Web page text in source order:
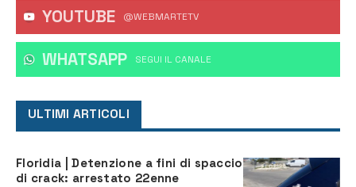
YOUTUBE @WEBMARTETV
WHATSAPP ‎SEGUI IL CANALE
ULTIMI ARTICOLI
Floridia | Detenzione a fini di spaccio
di crack: arrestato 22enne